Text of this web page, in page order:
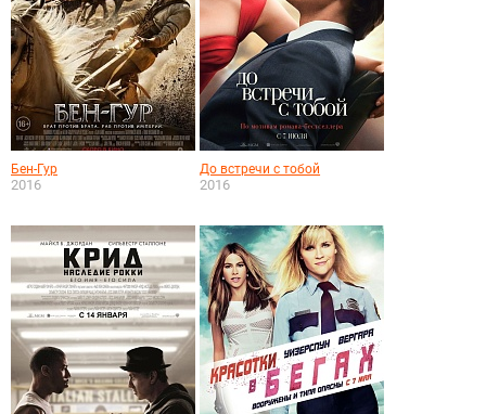
Бен-Гур
2016
До встречи с тобой
2016